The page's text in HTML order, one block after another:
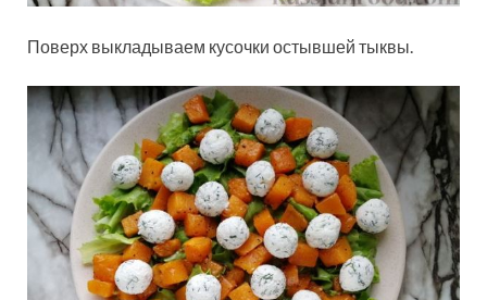
Поверх выкладываем кусочки остывшей тыквы.